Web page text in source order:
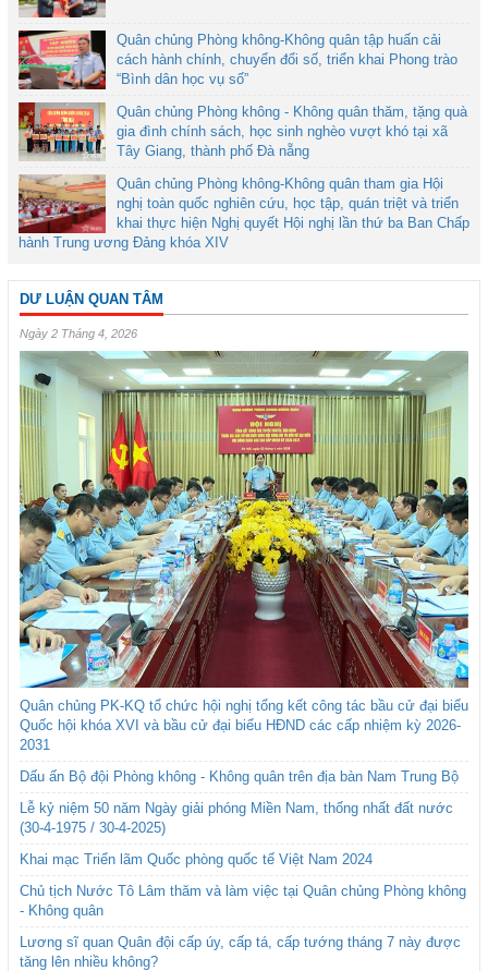
Quân chủng Phòng không-Không quân tập huấn cải
cách hành chính, chuyển đổi số, triển khai Phong trào
“Bình dân học vụ số”
Quân chủng Phòng không - Không quân thăm, tặng quà
gia đình chính sách, học sinh nghèo vượt khó tại xã
Tây Giang, thành phố Đà nẵng
Quân chủng Phòng không-Không quân tham gia Hội
nghị toàn quốc nghiên cứu, học tập, quán triệt và triển
khai thực hiện Nghị quyết Hội nghị lần thứ ba Ban Chấp
hành Trung ương Đảng khóa XIV
DƯ LUẬN QUAN TÂM
Ngày 2 Tháng 4, 2026
Quân chủng PK-KQ tổ chức hội nghị tổng kết công tác bầu cử đại biểu
Quốc hội khóa XVI và bầu cử đại biểu HĐND các cấp nhiệm kỳ 2026-
2031
Dấu ấn Bộ đội Phòng không - Không quân trên địa bàn Nam Trung Bộ
Lễ kỷ niệm 50 năm Ngày giải phóng Miền Nam, thống nhất đất nước
(30-4-1975 / 30-4-2025)
Khai mạc Triển lãm Quốc phòng quốc tế Việt Nam 2024
Chủ tịch Nước Tô Lâm thăm và làm việc tại Quân chủng Phòng không
- Không quân
Lương sĩ quan Quân đội cấp úy, cấp tá, cấp tướng tháng 7 này được
tăng lên nhiều không?